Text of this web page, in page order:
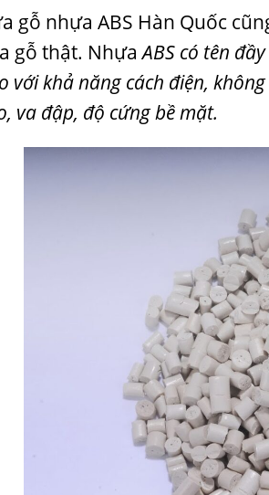
gỗ nhựa ABS Hàn Quốc
gỗ thật. NhựaABS có tên
với khả năng cách điện,
va đập, độ cứng bề mặt.